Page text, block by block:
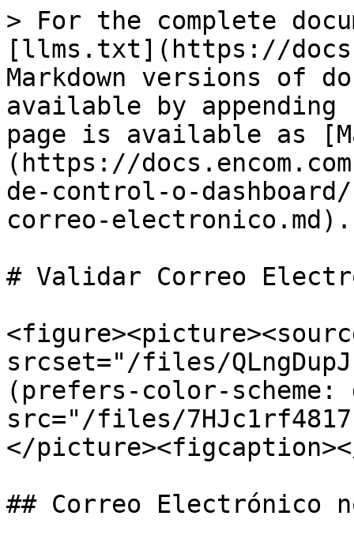
> For the complete
[llms.txt](https://
Markdown versions of
available by
page is available as
(https://
de-control-o-
correo-electronico.md).
# Validar Correo
srcset="/files/
(prefers-color-scheme:
src="/files/
</
## Correo Electrónico